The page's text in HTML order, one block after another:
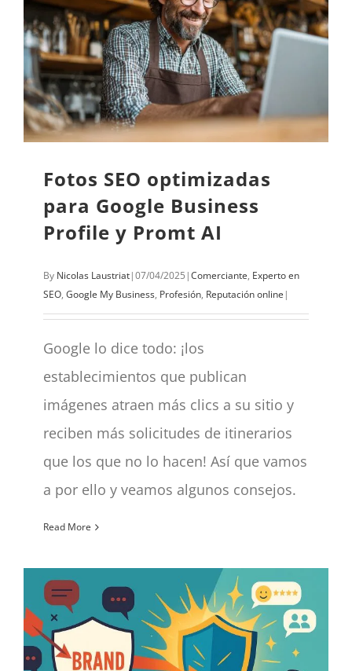
Fotos SEO optimizadas
para Google Business
Profile y Promt AI
By Nicolas Laustriat|07/04/2025 |Comerciante, Experto en
SEO, Google My Business, Profesión, Reputación online |
Google lo dice todo: ¡los
establecimientos que publican
imágenes atraen más clics a su sitio y
reciben más solicitudes de itinerarios
que los que no lo hacen! Así que vamos
a por ello y veamos algunos consejos.
Read More